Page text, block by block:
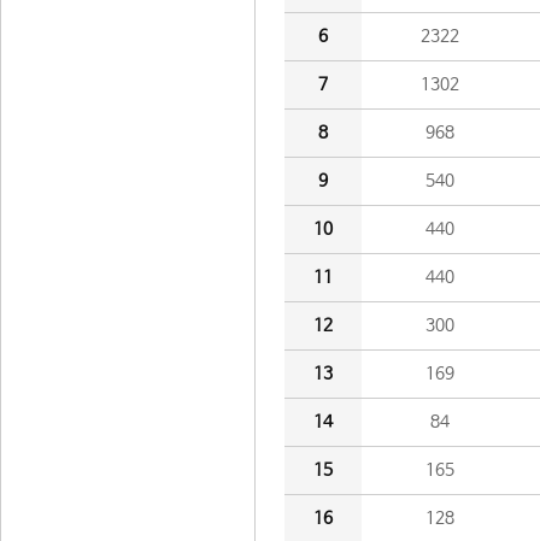
6 2322
7 1302
8 968
9 540
10 440
11 440
12 300
13 169
14 84
15 165
16 128